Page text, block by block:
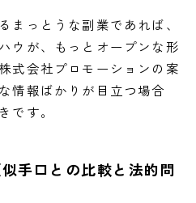
まっとうな副業であれば、
ウが、もっとオープンな形
式会社プロモーションの案
情報ばかりが目立つ場合
です。
手口との比較と法的問